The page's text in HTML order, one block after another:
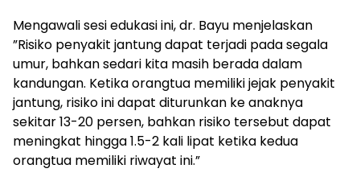
Mengawali sesi edukasi ini, dr. Bayu menjelaskan
”Risiko penyakit jantung dapat terjadi pada segala
umur, bahkan sedari kita masih berada dalam
kandungan. Ketika orangtua memiliki jejak penyakit
jantung, risiko ini dapat diturunkan ke anaknya
sekitar 13-20 persen, bahkan risiko tersebut dapat
meningkat hingga 1.5-2 kali lipat ketika kedua
orangtua memiliki riwayat ini.”